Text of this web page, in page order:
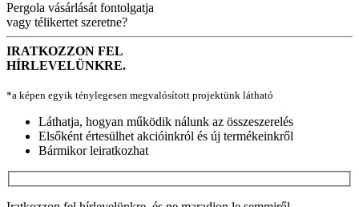
Pergola vásárlását fontolgatja
vagy télikertet szeretne?
IRATKOZZON FEL
HÍRLEVELÜNKRE.
*a képen egyik ténylegesen megvalósított projektünk látható
Láthatja, hogyan működik nálunk az összeszerelés
Elsőként értesülhet akcióinkról és új termékeinkről
Bármikor leiratkozhat